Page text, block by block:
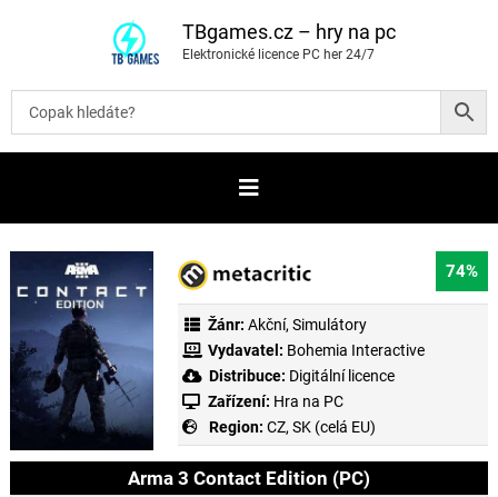
t
b
TBgames.cz – hry na pc
Elektronické licence PC her 24/7
74%
Žánr: Akční, Simulátory
Vydavatel: Bohemia Interactive
Distribuce: Digitální licence
Zařízení: Hra na PC
Region: CZ, SK (celá EU)
Arma 3 Contact Edition (PC)